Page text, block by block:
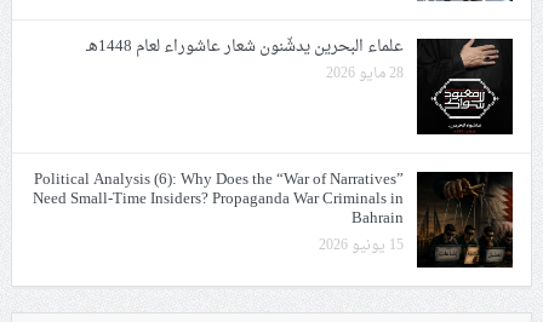
علماء البحرين يدشّنون شعار عاشوراء لعام 1448هـ
28 مايو 2026
Political Analysis (6): Why Does the “War of Narratives”
Need Small-Time Insiders? Propaganda War Criminals in
Bahrain
15 يونيو 2026